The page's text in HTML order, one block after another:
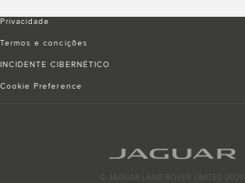
Privacidade
Termos e conciҫões
INCIDENTE CIBERNÉTICO
Cookie Preference
© JAGUAR LAND ROVER LIMITED 2026